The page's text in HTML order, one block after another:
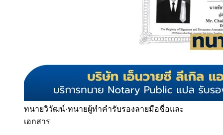
ทนายวิวัฒน์·ทนายผู้ทำคำรับรองลายมือชื่อและ
เอกสาร